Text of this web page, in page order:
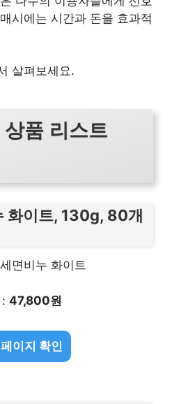
시에는 시간과 돈을 효과적
살펴보세요.
품 리스트
화이트, 130g, 80개
47,800원
이지 확인